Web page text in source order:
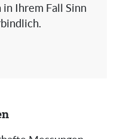
Ihrem Fall Sinn